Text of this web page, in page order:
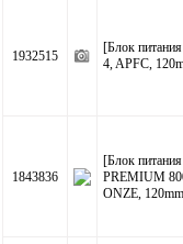
1932515
[Блок
4, APFC,
1843836
[Блок
PREMIUM
ONZE,